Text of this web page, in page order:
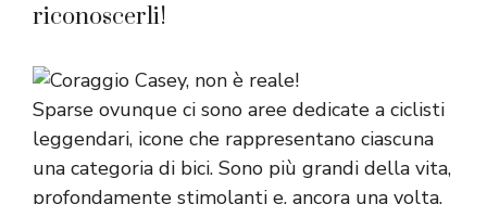
riconoscerli!
Sparse ovunque ci sono aree dedicate a ciclisti
leggendari, icone che rappresentano ciascuna
una categoria di bici. Sono più grandi della vita,
profondamente stimolanti e, ancora una volta,